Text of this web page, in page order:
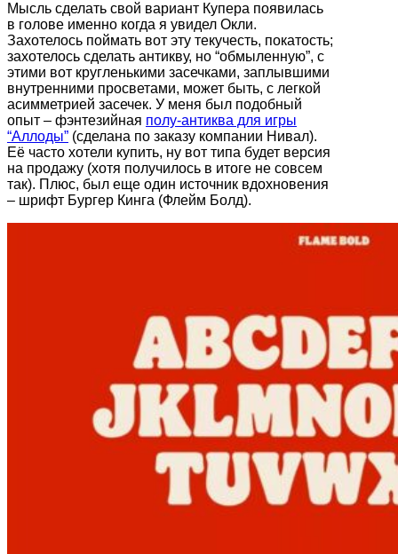
Мысль сделать свой вариант Купера появилась
в голове именно когда я увидел Окли.
Захотелось поймать вот эту текучесть, покатость;
захотелось сделать антикву, но “обмыленную”, с
этими вот кругленькими засечками, заплывшими
внутренними просветами, может быть, с легкой
асимметрией засечек. У меня был подобный
опыт – фэнтезийная полу-антиква для игры
“Аллоды” (сделана по заказу компании Нивал).
Её часто хотели купить, ну вот типа будет версия
на продажу (хотя получилось в итоге не совсем
так). Плюс, был еще один источник вдохновения
– шрифт Бургер Кинга (Флейм Болд).